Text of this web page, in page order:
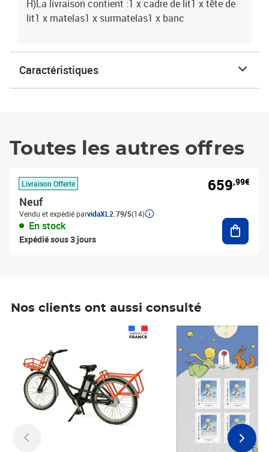
H)La livraison contient :1 x cadre de lit1 x tête de
lit1 x matelas1 x surmatelas1 x banc
Caractéristiques
Toutes les autres offres
Livraison Offerte
Neuf
Vendu et expédié parvidaXL 2.79/5(14)
En stock
Expédié sous 3 jours
659,99€
Nos clients ont aussi consulté
Prix 7,50€